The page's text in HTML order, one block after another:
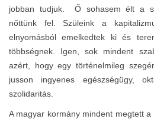
jobban tudjuk. Ő sohasem élt a
nőttünk fel. Szüleink a
elnyomásból emelkedtek ki és
többségnek. Igen, sok mindent
azért, hogy egy történelmileg
jusson ingyenes egészségügy,
szolidaritás.
A magyar kormány mindent megtett